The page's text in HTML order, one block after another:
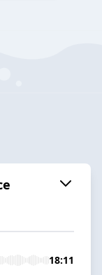
18:11